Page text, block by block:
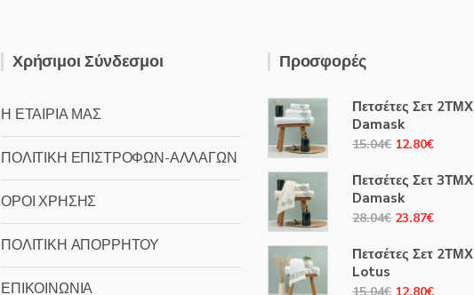
Χρήσιμοι Σύνδεσμοι
Η ΕΤΑΙΡΙΑ ΜΑΣ
ΠΟΛΙΤΙΚΗ ΕΠΙΣΤΡΟΦΩΝ-ΑΛΛΑΓΩΝ
ΟΡΟΙ ΧΡΗΣΗΣ
ΠΟΛΙΤΙΚΗ ΑΠΟΡΡΗΤΟΥ
ΕΠΙΚΟΙΝΩΝΙΑ
Προσφορές
Πετσέτες Σετ 2ΤΜΧ
Damask
15.04€ Original
was:
15.04€.
12.80€Η
τιμή
12.80€.
Πετσέτες Σετ 3ΤΜΧ
Damask
28.04€ Original
was:
23.87€Η
τιμή
Πετσέτες Σετ 2ΤΜΧ
Lotus
OriginalΗ